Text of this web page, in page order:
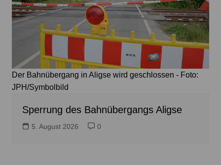
Der Bahnübergang in Aligse wird geschlossen - Foto:
JPH/Symbolbild
Sperrung des Bahnübergangs Aligse
5. August 2026 0